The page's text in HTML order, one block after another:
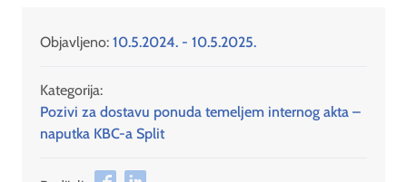
Objavljeno: 10.5.2024. - 10.5.2025.
Kategorija:
Pozivi za dostavu ponuda temeljem internog akta –
naputka KBC-a Split